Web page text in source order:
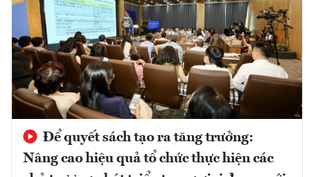
Để quyết sách tạo ra tăng trưởng:
Nâng cao hiệu quả tổ chức thực hiện các